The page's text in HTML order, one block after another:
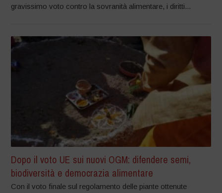
gravissimo voto contro la sovranità alimentare, i diritti...
Dopo il voto UE sui nuovi OGM: difendere semi,
biodiversità e democrazia alimentare
Con il voto finale sul regolamento delle piante ottenute